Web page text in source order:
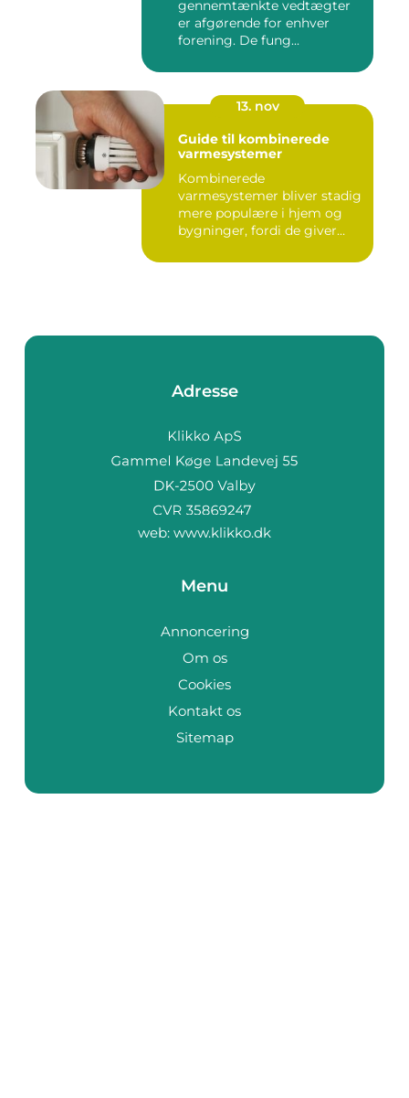
gennemtænkte vedtægter
er afgørende for enhver
forening. De fung...
13. nov
Guide til kombinerede
varmesystemer
Kombinerede
varmesystemer bliver stadig
mere populære i hjem og
bygninger, fordi de giver
Adresse
web: www.klikko.dk
Menu
Annoncering
Om os
Cookies
Kontakt os
Sitemap